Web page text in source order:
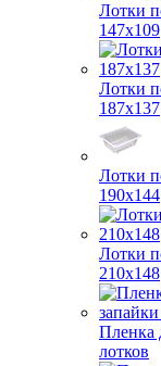
Лотки
147х109
Лотки
187х137
Лотки
190х144
Лотки
210х148
Пленка
лотков